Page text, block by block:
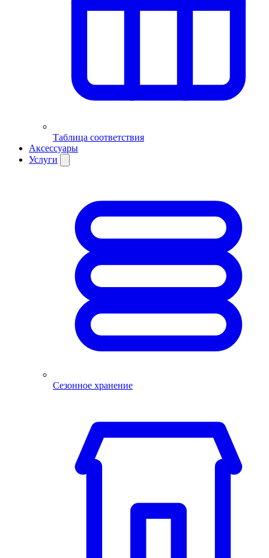
Таблица соответствия
Аксессуары
Услуги
Сезонное хранение